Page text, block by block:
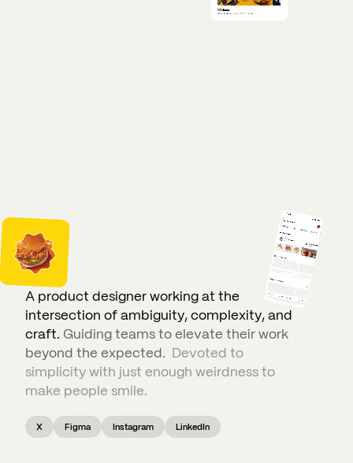
A product designerworkingat the
intersection ofambiguity,complexity,and
craft. Guidingteamstoelevate theirwork
beyond the expected. Devoted to
simplicitywith just enough weirdnessto
make people smile.
X Figma Instagram LinkedIn